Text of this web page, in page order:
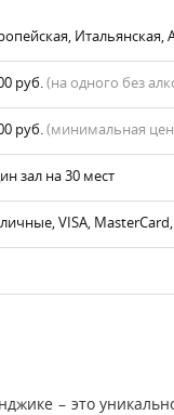
Итальянская,
руб.(на одного без
руб.(минимальная
зал на 30 мест
VISA,
– это